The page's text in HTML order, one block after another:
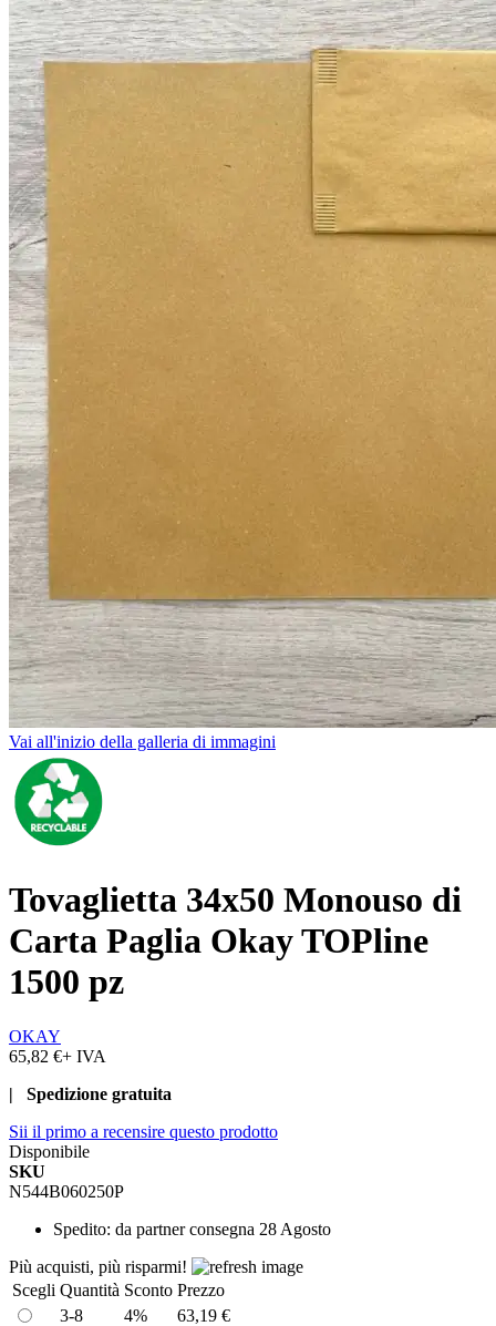
Vai all'inizio della galleria di immagini
Tovaglietta 34x50 Monouso di
Carta Paglia Okay TOPline
1500 pz
OKAY
65,82 €+ IVA
| Spedizione gratuita
Sii il primo a recensire questo prodotto
Disponibile
SKU
N544B060250P
Spedito: da partner consegna 28 Agosto
Più acquisti, più risparmi!
Scegli Quantità Sconto Prezzo
3-8
4%
63,19 €